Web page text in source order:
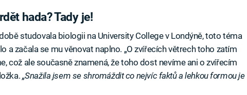
hada? Tady je!
studovala biologii na University College v Londýně, toto téma
a začala se mu věnovat naplno. „O zvířecích větrech toho zatím
což ale současně znamená, že toho dost nevíme ani o zvířecím
„Snažila jsem se shromáždit co nejvíc faktů a lehkou formou je